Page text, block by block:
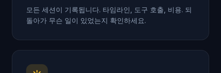
모든 세션이 기록됩니다. 타임라인, 도구 호출, 비용. 되
돌아가 무슨 일이 있었는지 확인하세요.